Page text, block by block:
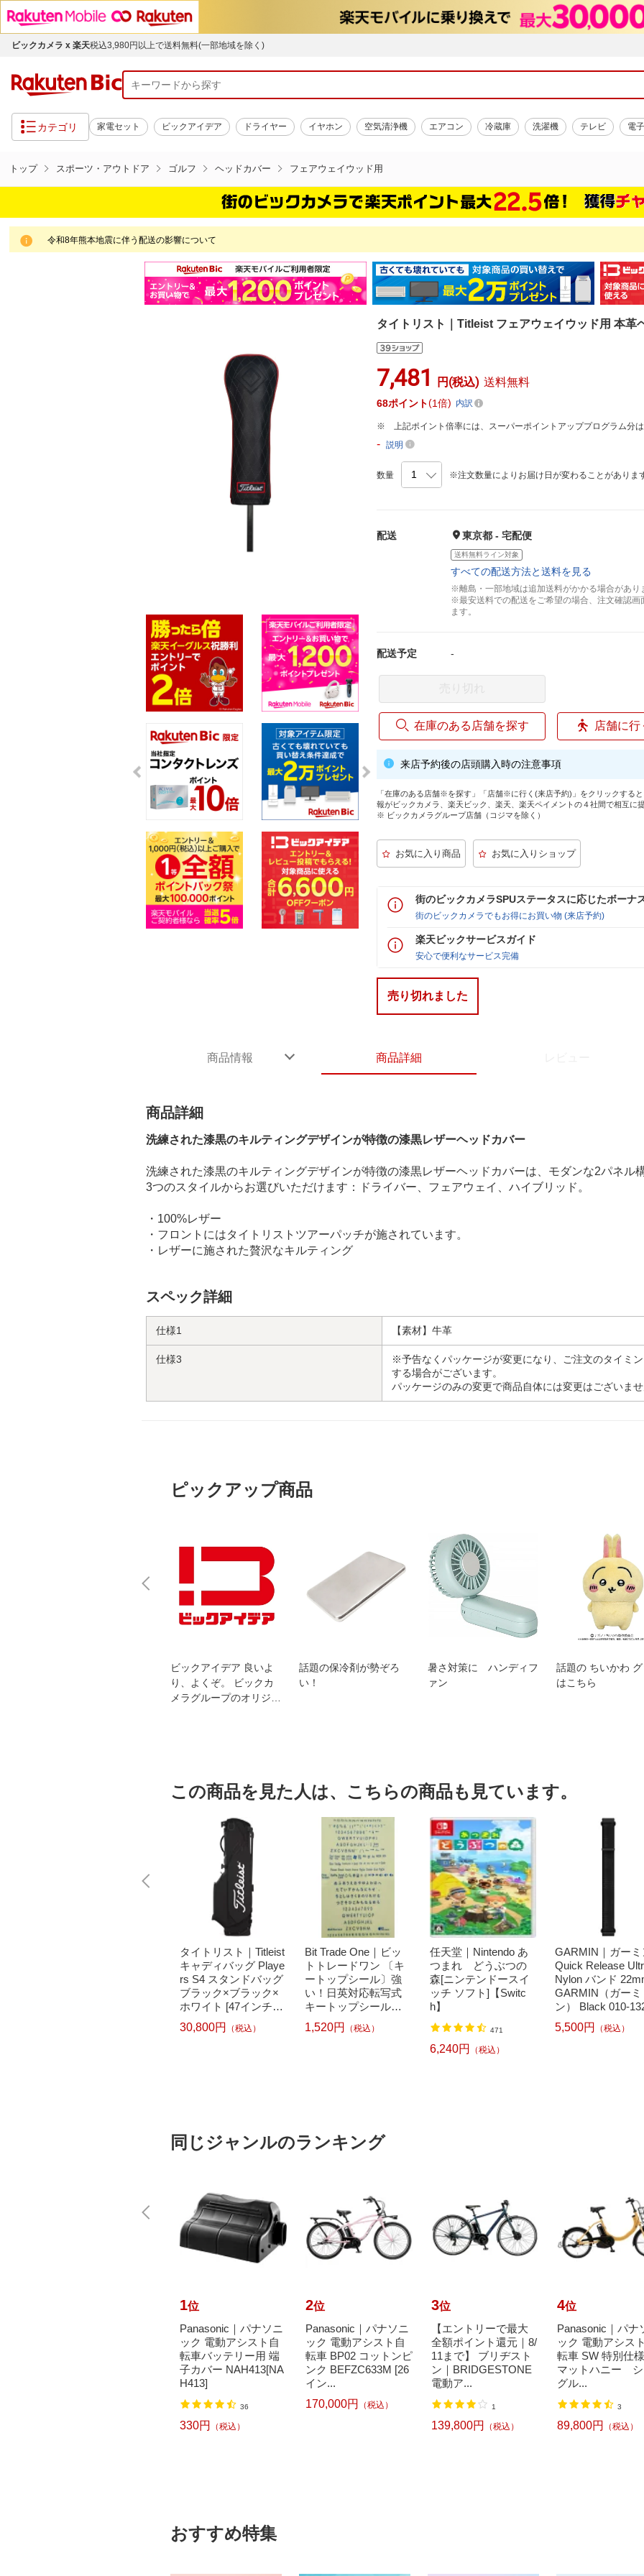
ビックカメラ x 楽天税込3,980円以上で送料無料(一部地域を除く)
カテゴリ 家電セット ビックアイデア ドライヤー イヤホン 空気清浄機 エアコン 冷蔵庫 洗濯機 テレビ 電
トップ スポーツ・アウトドア ゴルフ ヘッドカバー フェアウェイウッド用
令和8年熊本地震に伴う配送の影響について
タイトリスト｜Titleist フェアウェイウッド用 本革
7,481 円(税込) 送料無料
68ポイント 1倍 内訳
上記ポイント倍率には、スーパーポイントアッププログラム分は
-説明
数量 ※注文数量によりお届け日が変わることがありま
配送 東京都 - 宅配便
送料無料ライン対象
すべての配送方法と送料を見る
※離島・一部地域は追加送料がかかる場合があり
※最安送料での配送をご希望の場合、注文確認画
ます。
配送予定 -
在庫のある店舗を探す 店舗に行
来店予約後の店頭購入時の注意事項
「在庫のある店舗※を探す」「店舗※に行く(来店予約)」をクリックする
報がビックカメラ、楽天ビック、楽天、楽天ペイメントの４社間で相互に
※ ビックカメラグループ店舗（コジマを除く）
街のビックカメラSPUステータスに応じたボーナ
街のビックカメラでもお得にお買い物 (来店予約)
楽天ビックサービスガイド
安心で便利なサービス完備
売り切れました
商品情報 商品詳細
商品詳細
洗練された漆黒のキルティングデザインが特徴の漆黒レザーヘッドカバー
洗練された漆黒のキルティングデザインが特徴の漆黒レザーヘッドカバーは、モダンな2パネル構
3つのスタイルからお選びいただけます：ドライバー、フェアウェイ、ハイブリッド。
・100%レザー
・フロントにはタイトリストツアーパッチが施されています。
・レザーに施された贅沢なキルティング
スペック詳細
仕様1 【素材】牛革
仕様3
※予告なくパッケージが変更になり、ご注文のタイミ
する場合がございます。
パッケージのみの変更で商品自体には変更はございませ
ピックアップ商品
ビックアイデア 良いよ
り、よくぞ。 ビックカ
メラグループのオリジナ
話題の保冷剤が勢ぞろ
い！
暑さ対策に ハンディフ
ァン
話題の ちいかわ
はこちら
この商品を見た人は、こちらの商品も見ています。
タイトリスト｜Titleist
キャディバッグ Playe
rs S4 スタンドバッグ
ブラック×ブラック×
ホワイト [47インチ対
応 /4分割 /2.9kg]
30,800円 （税込）
Bit Trade One｜ビッ
トトレードワン 〔キ
ートップシール〕強
い！日英対応転写式
キートップシールセ
ット ブルー DYKTSB
L
1,520円 （税込）
任天堂｜Nintendo あ
つまれ どうぶつの
森[ニンテンドースイ
ッチ ソフト]【Switc
h】
471
6,240円 （税込）
GARMIN｜ガーミ
Quick Release
Nylon バンド
GARMIN（ガーミ
ン） Black 010-
-20
5,500円 （税込）
同じジャンルのランキング
1位
Panasonic｜パナソニ
ック 電動アシスト自
転車バッテリー用 端
子カバー NAH413[NA
H413]
36
330円 （税込）
2位
Panasonic｜パナソニ
ック 電動アシスト自
転車 BP02 コットンピ
ンク BEFZC633M [26
イン...
170,000円
（税込）
3位
【エントリーで最大
全額ポイント還元｜8/
11まで】 ブリヂスト
ン｜BRIDGESTONE
電動ア...
1
139,800円 （税込）
4位
Panasonic｜パナ
ック 電動アシス
転車 SW 特別仕
マットハニー シ
グル...
3
89,800円 （税込）
おすすめ特集